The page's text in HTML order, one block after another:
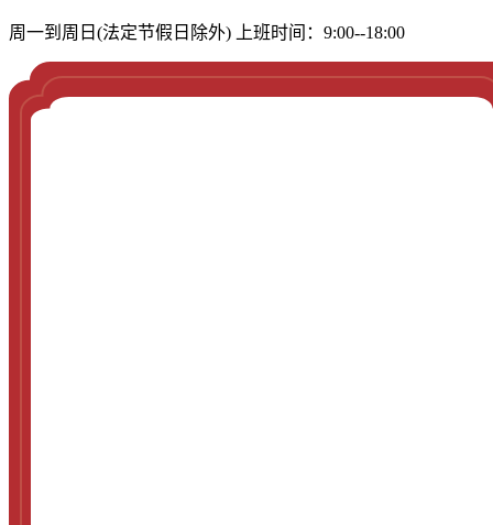
周一到周日(法定节假日除外) 上班时间：9:00--18:00